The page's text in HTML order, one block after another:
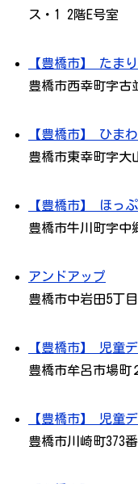
ス・1 2階E号室
【豊橋市】 たま
豊橋市西幸町字古
【豊橋市】 ひま
豊橋市東幸町字大
【豊橋市】 ほっ
豊橋市牛川町字中
アンドアップ
豊橋市中岩田5丁
【豊橋市】 児童
豊橋市牟呂市場町
【豊橋市】 児童
豊橋市川崎町373番